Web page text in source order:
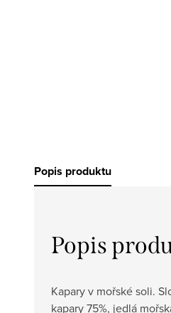
Popis produktu
Popis
Kapary v mořské soli.
kapary 75%, jedlá